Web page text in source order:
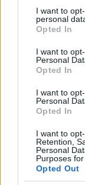
not limited to
grant or deny
use your data
consent section.
I want to
personal
Opted In
I want to
Personal
Opted In
I want to
Personal
Opted In
I want to
Retention,
Personal
Purposes
Opted Out
Igazad van
olcso volt,
unatkozni nem
Nekem
Irtad a
A kaviar es
mar, a
mint a sushi,
polip es tarsait
sutve igen....